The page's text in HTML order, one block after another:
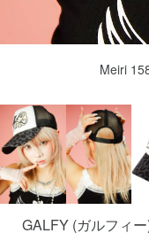
Meiri
GALFY (ガルフィ